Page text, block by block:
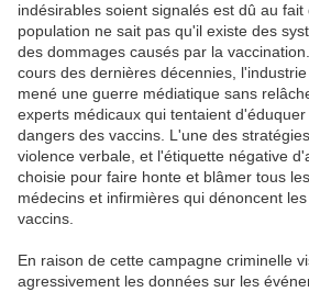
indésirables soient signalés est dû au
population ne sait pas qu'il existe des
des dommages causés par la
cours des dernières décennies,
mené une guerre médiatique sans
experts médicaux qui tentaient
dangers des vaccins. L'une des
violence verbale, et l'étiquette négative
choisie pour faire honte et blâmer tous
médecins et infirmières qui dénoncent
vaccins.
En raison de cette campagne criminelle
agressivement les données sur les